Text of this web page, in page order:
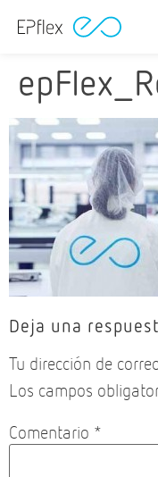
Deja una
Tu dirección de
Los campos
Comentario *